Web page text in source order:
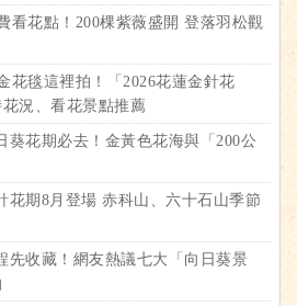
看花點！200棵紫薇盛開 登落羽松觀
花毯這裡拍！「2026花蓮金針花
況、看花景點推薦
葵花期必去！金黃色花海與「200公
花期8月登場 赤科山、六十石山季節
先收藏！網友熱議七大「向日葵景